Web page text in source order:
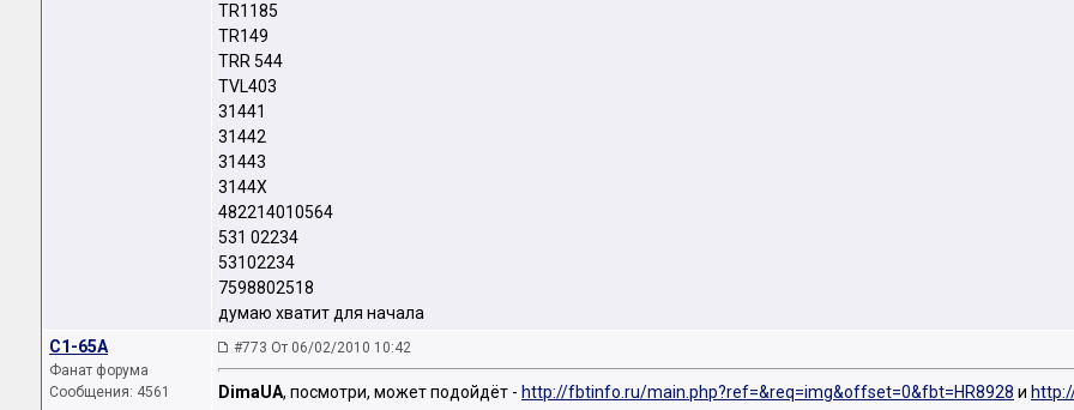
TR1185
TR149
TRR 544
TVL403
31441
31442
31443
3144X
482214010564
531 02234
53102234
7598802518
думаю хватит для начала
C1-65A
Фанат форума
Сообщения: 4561
#773 От 06/02/2010 10:42
DimaUA, посмотри, может подойдёт - http://fbtinfo.ru/main.php?ref=&req=img&offset=0&fbt=HR8928 и